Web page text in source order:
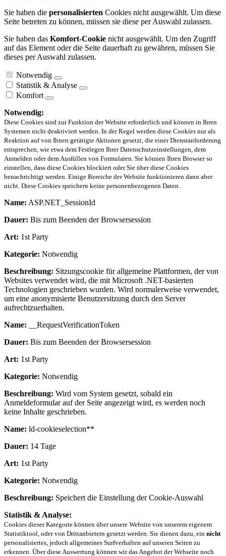
Sie haben die personalisierten Cookies nicht ausgewählt. Um diese
Seite betreten zu können, müssen sie diese per Auswahl zulassen.
Sie haben das Komfort-Cookie nicht ausgewählt. Um den Zugriff
auf das Element oder die Seite dauerhaft zu gewähren, müssen Sie
dieses per Auswahl zulassen.
Notwendig
Statistik & Analyse
Komfort
Notwendig:
Diese Cookies sind zur Funktion der Website erforderlich und können in Ihren
Systemen nicht deaktiviert werden. In der Regel werden diese Cookies nur als
Reaktion auf von Ihnen getätigte Aktionen gesetzt, die einer Dienstanforderung
entsprechen, wie etwa dem Festlegen Ihrer Datenschutzeinstellungen, dem
Anmelden oder dem Ausfüllen von Formularen. Sie können Ihren Browser so
einstellen, dass diese Cookies blockiert oder Sie über diese Cookies
benachrichtigt werden. Einige Bereiche der Website funktionieren dann aber
nicht. Diese Cookies speichern keine personenbezogenen Daten.
Name: ASP.NET_SessionId
Dauer: Bis zum Beenden der Browsersession
Art: 1st Party
Kategorie: Notwendig
Beschreibung: Sitzungscookie für allgemeine Plattformen, der von
Websites verwendet wird, die mit Microsoft .NET-basierten
Technologien geschrieben wurden. Wird normalerweise verwendet,
um eine anonymisierte Benutzersitzung durch den Server
aufrechtzuerhalten.
Name: __RequestVerificationToken
Dauer: Bis zum Beenden der Browsersession
Art: 1st Party
Kategorie: Notwendig
Beschreibung: Wird vom System gesetzt, sobald ein
Anmeldeformular auf der Seite angezeigt wird, es werden noch
keine Inhalte geschrieben.
Name: ld-cookieselection**
Dauer: 14 Tage
Art: 1st Party
Kategorie: Notwendig
Beschreibung: Speichert die Einstellung der Cookie-Auswahl
Statistik & Analyse:
Cookies dieser Kategorie können über unsere Website von unserem eigenem
Statistiktool, oder von Drittanbietern gesetzt werden. Sie dienen dazu, ein nicht
personalisiertes, jedoch allgemeines Surfverhalten auf unseren Seiten zu
erkennen. Über diese Auswertung können wir das Angebot der Webseite noch